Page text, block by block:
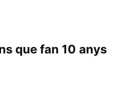
que fan 10 anys